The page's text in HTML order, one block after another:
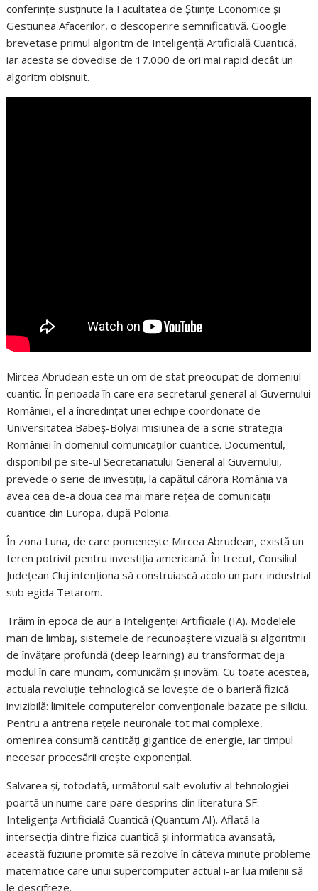
conferințe susținute la Facultatea de Științe Economice și
Gestiunea Afacerilor, o descoperire semnificativă. Google
brevetase primul algoritm de Inteligență Artificială Cuantică,
iar acesta se dovedise de 17.000 de ori mai rapid decât un
algoritm obișnuit.
Mircea Abrudean este un om de stat preocupat de domeniul
cuantic. În perioada în care era secretarul general al Guvernului
României, el a încredințat unei echipe coordonate de
Universitatea Babeș-Bolyai misiunea de a scrie strategia
României în domeniul comunicațiilor cuantice. Documentul,
disponibil pe site-ul Secretariatului General al Guvernului,
prevede o serie de investiții, la capătul cărora România va
avea cea de-a doua cea mai mare rețea de comunicații
cuantice din Europa, după Polonia.
În zona Luna, de care pomenește Mircea Abrudean, există un
teren potrivit pentru investiția americană. În trecut, Consiliul
Județean Cluj intenționa să construiască acolo un parc industrial
sub egida Tetarom.
Trăim în epoca de aur a Inteligenței Artificiale (IA). Modelele
mari de limbaj, sistemele de recunoaștere vizuală și algoritmii
de învățare profundă (deep learning) au transformat deja
modul în care muncim, comunicăm și inovăm. Cu toate acestea,
actuala revoluție tehnologică se lovește de o barieră fizică
invizibilă: limitele computerelor convenționale bazate pe siliciu.
Pentru a antrena rețele neuronale tot mai complexe,
omenirea consumă cantități gigantice de energie, iar timpul
necesar procesării crește exponențial.
Salvarea și, totodată, următorul salt evolutiv al tehnologiei
poartă un nume care pare desprins din literatura SF:
Inteligența Artificială Cuantică (Quantum AI). Aflată la
intersecția dintre fizica cuantică și informatica avansată,
această fuziune promite să rezolve în câteva minute probleme
matematice care unui supercomputer actual i-ar lua milenii să
le descifreze.